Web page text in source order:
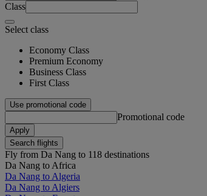
Class
Select class
Economy Class
Premium Economy
Business Class
First Class
Use promotional code
Promotional code
Apply
Search flights
Fly from Da Nang to 118 destinations
Da Nang to Africa
Da Nang to Algeria
Da Nang to Algiers